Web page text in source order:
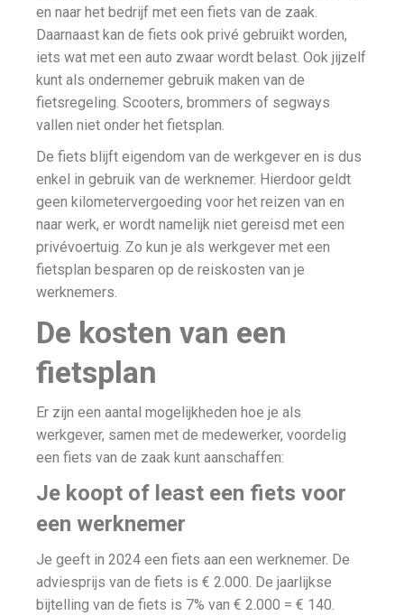
en naar het bedrijf met een fiets van de zaak.
Daarnaast kan de fiets ook privé gebruikt worden,
iets wat met een auto zwaar wordt belast. Ook jijzelf
kunt als ondernemer gebruik maken van de
fietsregeling. Scooters, brommers of segways
vallen niet onder het fietsplan.
De fiets blijft eigendom van de werkgever en is dus
enkel in gebruik van de werknemer. Hierdoor geldt
geen kilometervergoeding voor het reizen van en
naar werk, er wordt namelijk niet gereisd met een
privévoertuig. Zo kun je als werkgever met een
fietsplan besparen op de reiskosten van je
werknemers.
De kosten van een
fietsplan
Er zijn een aantal mogelijkheden hoe je als
werkgever, samen met de medewerker, voordelig
een fiets van de zaak kunt aanschaffen:
Je koopt of least een fiets voor
een werknemer
Je geeft in 2024 een fiets aan een werknemer. De
adviesprijs van de fiets is € 2.000. De jaarlijkse
bijtelling van de fiets is 7% van € 2.000 = € 140.